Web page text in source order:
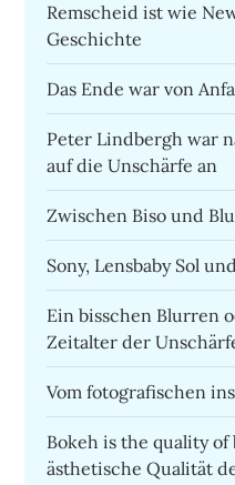
Remscheid ist wie
Geschichte
Das Ende war von
Peter Lindbergh war
auf die Unschärfe an
Zwischen Biso und Blu
Sony, Lensbaby Sol
Ein bisschen Blurren
Zeitalter der
Vom fotografischen
Bokeh is the quality
ästhetische Qualität